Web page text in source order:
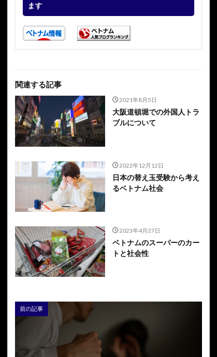
ます
関連する記事
2021年8月5日
大阪道頓堀での外国人トラ
ブルについて
2022年12月12日
日本の替え玉受験から考え
るベトナム社会
2023年4月27日
ベトナムのスーパーのカー
トと社会性
前の記事